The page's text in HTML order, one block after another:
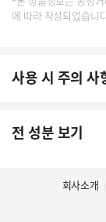
에 따라 작성되었습니
사용 시 주의 사
전 성분 보기
회사소개